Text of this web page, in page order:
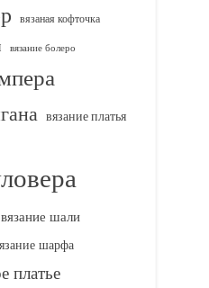
вязаная кофточка
вязание болеро
вязание платья
вязание шали
шарфа
платье